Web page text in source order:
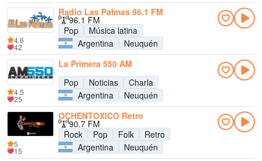
Radio Las Palmas 96.1 FM
96.1 FM
Pop
Música latina
Argentina
Neuquén
4.6
42
La Primera 550 AM
Pop
Noticias
Charla
Argentina
Neuquén
4.5
25
OCHENTOXICO Retro
90.7 FM
Rock
Pop Folk
Retro
Argentina
Neuquén
5
15